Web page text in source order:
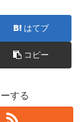
はてブ
コピー
する